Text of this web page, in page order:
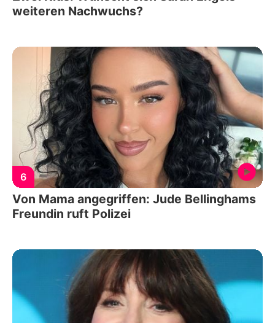
weiteren Nachwuchs?
6
Von Mama angegriffen: Jude Bellinghams
Freundin ruft Polizei